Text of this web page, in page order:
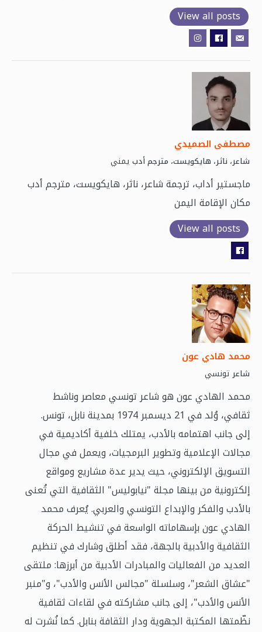
View all posts
مصطفى الصميدي
شاعر، ناثر، هايكويست، مترجم أدب يمني
ماجستير أداب، ترجمة شاعر، ناثر، هايكويست، مترجم أدب
مكان الإقامة اليمن
View all posts
محمد هادي عون
شاعر تونسي
محمد الهادي عون هو شاعر تونسي معاصر وناشط
ثقافي، وُلد في 21 ديسمبر 1974 بمدينة نابل، تونس.
إلى جانب اهتمامه بالأدب، يمتلك خلفية أكاديمية في
مجالات الإعلامية وتطوير البرمجيات، ويعمل في مجال
التسويق الإلكتروني، حيث يدير عدة مشاريع ومواقع
إلكترونية من بينها مجلة "نيابوليس" الثقافية التي تُعنى
بالأدب والفكر والإبداع التونسي والعربي. يُعرف محمد
الهادي عون بإسهاماته الواسعة في تنشيط الحركة
الثقافية والأدبية بالجهة، فقد أطلق وشارك في تنظيم
العديد من الفعاليات والمبادرات الأدبية من أبرزها: ملتقى
"عشاق الشعر"، وسلسلة "مجالس الأنس والأدب"، و"منبر
الأنس والأدب"، إلى جانب مشاركته في لقاءات ثقافية
نظّمتها المكتبة الجهوية ودار الثقافة بنابل. كما نُشرت له